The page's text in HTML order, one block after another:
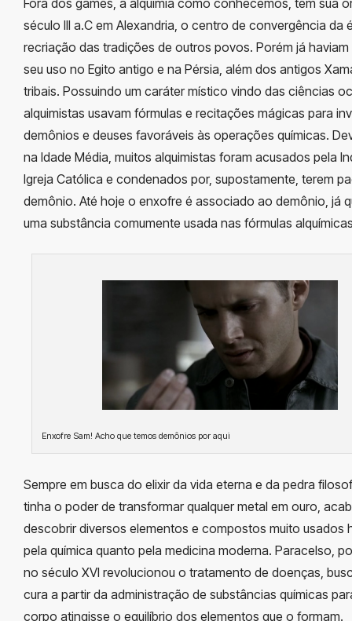
Fora dos games, a alquimia como conhecemos, tem sua
século III a.C em Alexandria, o centro de convergência da
recriação das tradições de outros povos. Porém já
seu uso no Egito antigo e na Pérsia, além dos antigos
tribais. Possuindo um caráter místico vindo das ciências
alquimistas usavam fórmulas e recitações mágicas para
demônios e deuses favoráveis às operações químicas.
na Idade Média, muitos alquimistas foram acusados pela
Igreja Católica e condenados por, supostamente, terem
demônio. Até hoje o enxofre é associado ao demônio, já
uma substância comumente usada nas fórmulas
Enxofre Sam! Acho que temos demônios por aqui
Sempre em busca do elixir da vida eterna e da pedra
tinha o poder de transformar qualquer metal em ouro,
descobrir diversos elementos e compostos muito usados
pela química quanto pela medicina moderna. Paracelso,
no século XVI revolucionou o tratamento de doenças,
cura a partir da administração de substâncias químicas
corpo atingisse o equilíbrio dos elementos que o formam.